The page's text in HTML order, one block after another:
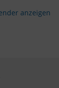
anzeigen